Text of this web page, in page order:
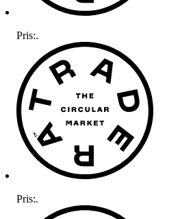
Pris:.
Pris:.